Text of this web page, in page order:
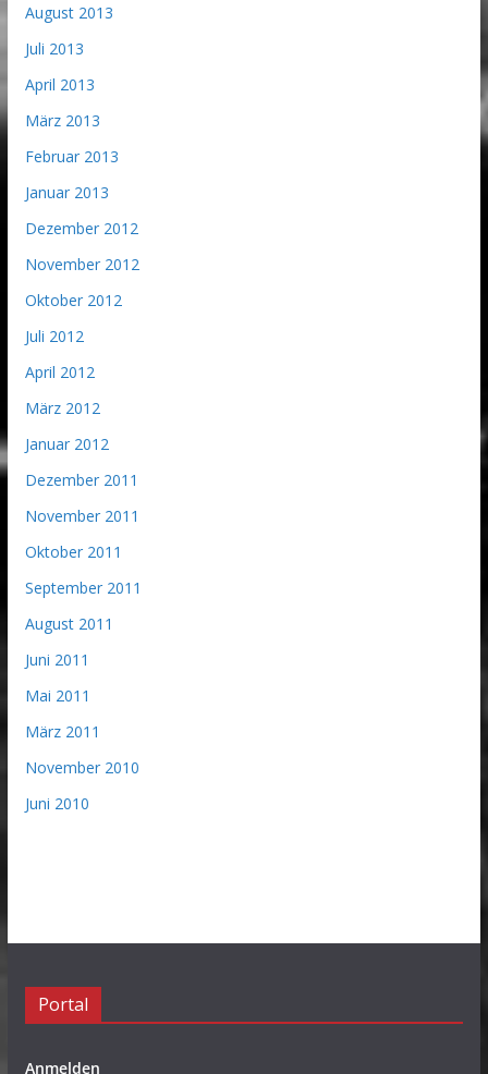
August 2013
Juli 2013
April 2013
März 2013
Februar 2013
Januar 2013
Dezember 2012
November 2012
Oktober 2012
Juli 2012
April 2012
März 2012
Januar 2012
Dezember 2011
November 2011
Oktober 2011
September 2011
August 2011
Juni 2011
Mai 2011
März 2011
November 2010
Juni 2010
Portal
Anmelden